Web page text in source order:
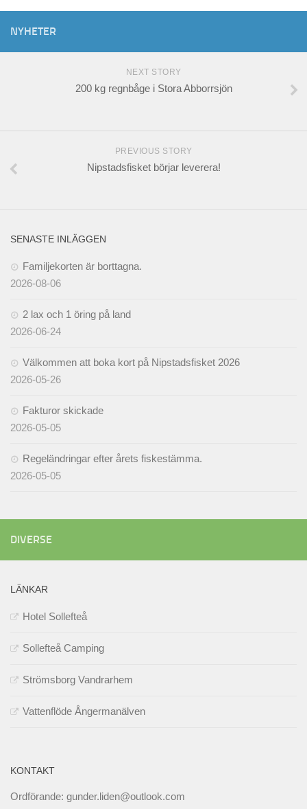
NYHETER
NEXT STORY
200 kg regnbåge i Stora Abborrsjön
PREVIOUS STORY
Nipstadsfisket börjar leverera!
SENASTE INLÄGGEN
Familjekorten är borttagna.
2026-08-06
2 lax och 1 öring på land
2026-06-24
Välkommen att boka kort på Nipstadsfisket 2026
2026-05-26
Fakturor skickade
2026-05-05
Regeländringar efter årets fiskestämma.
2026-05-05
DIVERSE
LÄNKAR
Hotel Sollefteå
Sollefteå Camping
Strömsborg Vandrarhem
Vattenflöde Ångermanälven
KONTAKT
Ordförande: gunder.liden@outlook.com